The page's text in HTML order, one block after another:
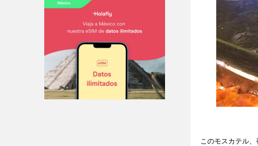
このモスカテル、